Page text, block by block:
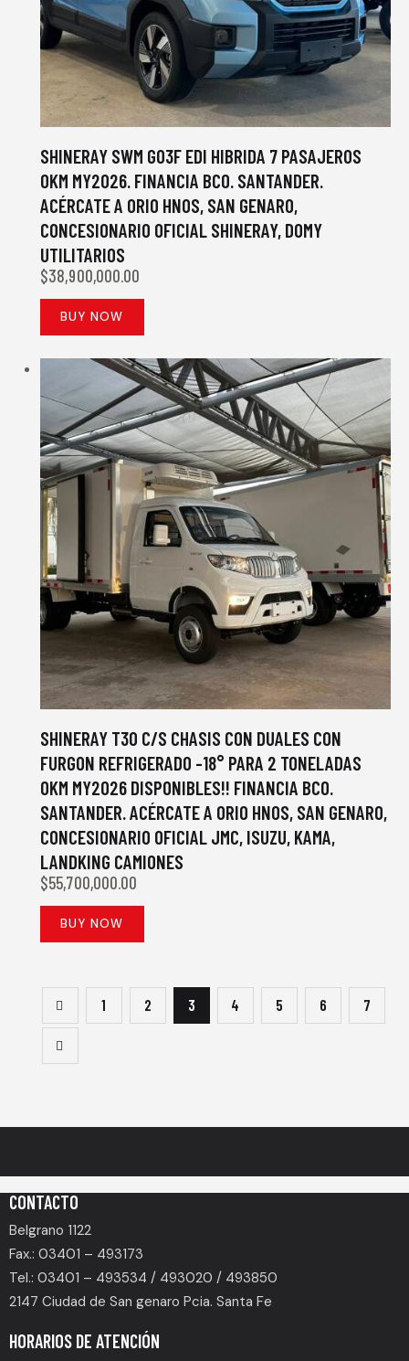
SHINERAY SWM G03F EDI HIBRIDA 7 PASAJEROS
0KM MY2026. FINANCIA BCO. SANTANDER.
ACÉRCATE A ORIO HNOS, SAN GENARO,
CONCESIONARIO OFICIAL SHINERAY, DOMY
UTILITARIOS
$38,900,000.00
BUY NOW
SHINERAY T30 C/S CHASIS CON DUALES CON
FURGON REFRIGERADO -18° PARA 2 TONELADAS
0KM MY2026 DISPONIBLES!! FINANCIA BCO.
SANTANDER. ACÉRCATE A ORIO HNOS, SAN GENARO,
CONCESIONARIO OFICIAL JMC, ISUZU, KAMA,
LANDKING CAMIONES
$55,700,000.00
BUY NOW
1 2 3 4 5 6 7
CONTACTO
Belgrano 1122
Fax.: 03401 – 493173
Tel.: 03401 – 493534 / 493020 / 493850
2147 Ciudad de San genaro Pcia. Santa Fe
HORARIOS DE ATENCIÓN